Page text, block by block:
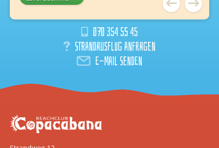
070 354 55 45
Strandausflug anfragen
E-Mail senden